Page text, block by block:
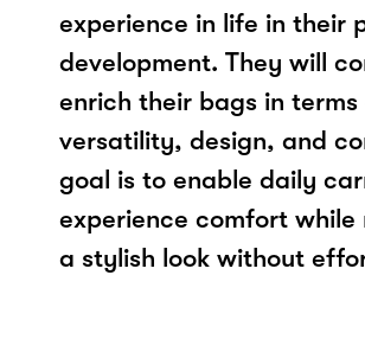
experience in life in their
development. They will
enrich their bags in
versatility, design, and
goal is to enable daily
experience comfort while
a stylish look without